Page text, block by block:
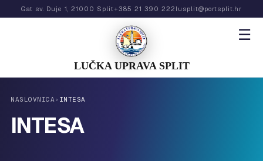
Gat sv. Duje 1, 21000 Split+385 21 390 222 lusplit@portsplit.hr
LUČKA UPRAVA SPLIT
☰
NASLOVNICA› INTESA
INTESA